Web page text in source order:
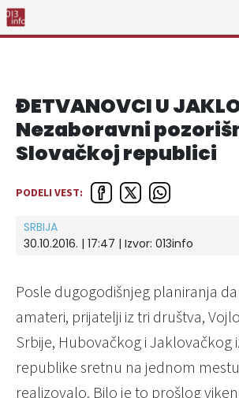
ĐETVANOVCI U
Nezaboravni
Slovačkoj republici
PODELI VEST:
SRBIJA
30.10.2016. | 17:47 | Izvor: 013info
Posle dugogodišnjeg planiranja
amateri, prijatelji iz tri društva,
Srbije, Hubovačkog i Jaklovačkog
republike sretnu na jednom
realizovalo. Bilo je to prošlog